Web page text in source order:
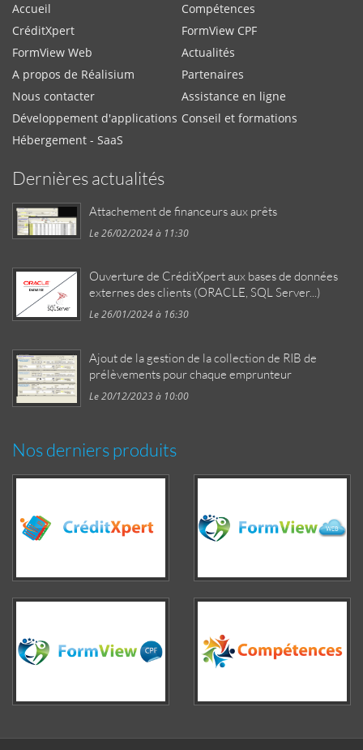
Accueil
Compétences
CréditXpert
FormView CPF
FormView Web
Actualités
A propos de Réalisium
Partenaires
Nous contacter
Assistance en ligne
Développement d'applications Conseil et formations
Hébergement - SaaS
Dernières actualités
Attachement de financeurs aux prêts
Le 26/02/2024 à 11:30
Ouverture de CréditXpert aux bases de données
externes des clients (ORACLE, SQL Server...)
Le 26/01/2024 à 16:30
Ajout de la gestion de la collection de RIB de
prélèvements pour chaque emprunteur
Le 20/12/2023 à 10:00
Nos derniers produits